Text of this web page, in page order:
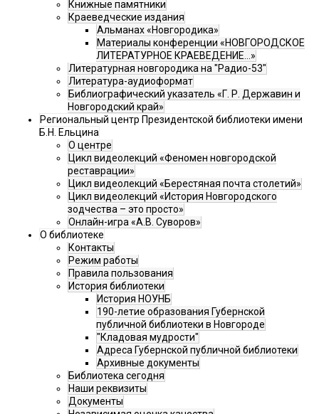
Книжные памятники
Краеведческие издания
Альманах «Новгородика»
Материалы конференции «НОВГОРОДСКОЕ
ЛИТЕРАТУРНОЕ КРАЕВЕДЕНИЕ...»
Литературная новгородика на "Радио-53"
Литература-аудиоформат
Библиографический указатель «Г. Р. Державин и
Новгородский край»
Региональный центр Президентской библиотеки имени
Б.Н. Ельцина
О центре
Цикл видеолекций «Феномен новгородской
реставрации»
Цикл видеолекций «Берестяная почта столетий»
Цикл видеолекций «История Новгородского
зодчества – это просто»
Онлайн-игра «А.В. Суворов»
О библиотеке
Контакты
Режим работы
Правила пользования
История библиотеки
История НОУНБ
190-летие образования Губернской
публичной библиотеки в Новгороде
"Кладовая мудрости"
Адреса Губернской публичной библиотеки
Архивные документы
Библиотека сегодня
Наши реквизиты
Документы